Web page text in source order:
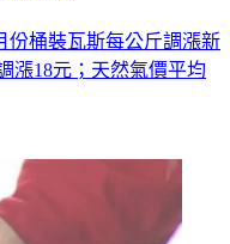
份桶裝瓦斯每公斤調漲新
漲18元；天然氣價平均